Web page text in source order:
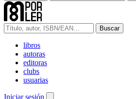
Buscar
libros
autoras
editoras
clubs
usuarias
Iniciar sesión